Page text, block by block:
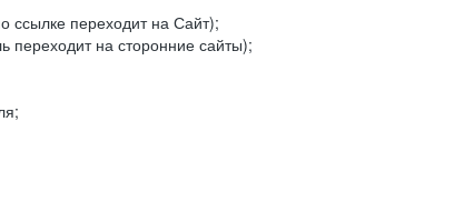
ссылке переходит на Сайт);
переходит на сторонние сайты);